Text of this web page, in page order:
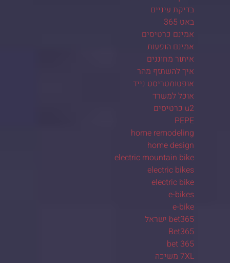
בדיקת עיניים
באט 365
אמינם כרטיסים
אמינם הופעות
איתור מחוננים
איך להשתזף מהר
אופטומטריסט נייד
אוכל למשרד
u2 כרטיסים
PEPE
home remodeling
home design
electric mountain bike
electric bikes
electric bike
e-bikes
e-bike
bet365 ישראל
Bet365
bet 365
7XL משיכה